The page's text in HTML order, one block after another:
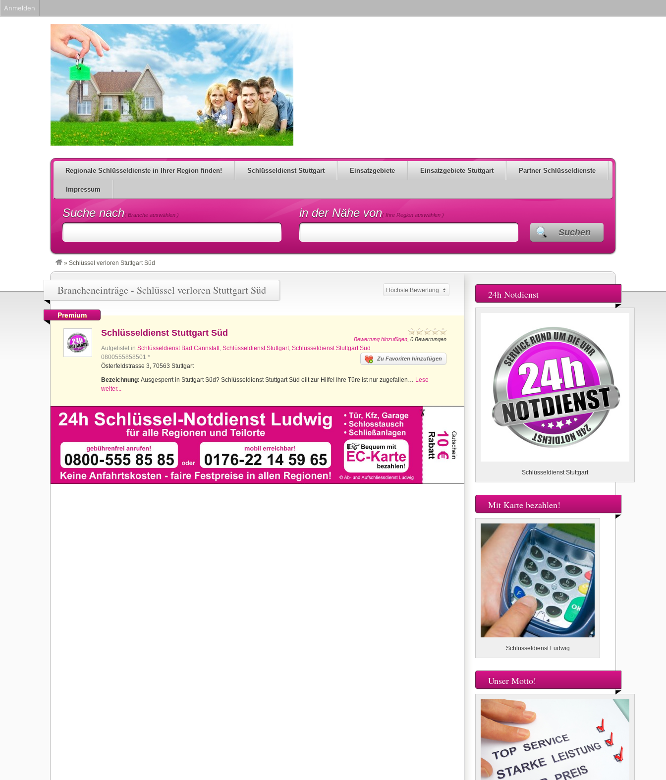
Regionale Schlüsseldienste in Ihrer Region finden! Schlüsseldienst Stuttgart Einsatzgebiete Einsatzgebiete Stuttgart Partner Schlüsseldienste
Impressum
Suche nach( Branche auswählen ) in der Nähe von( Ihre Region auswählen )
Suchen
» Schlüssel verloren Stuttgart Süd
Brancheneinträge - Schlüssel verloren Stuttgart Süd Höchste Bewertung
Premium
Bewertung hinzufügen , 0 Bewertungen
Schlüsseldienst Stuttgart Süd
Aufgelistet in Schlüsseldienst Bad Cannstatt, Schlüsseldienst Stuttgart, Schlüsseldienst Stuttgart Süd
Zu Favoriten hinzufügen
0800555858501 *
Österfeldstrasse 3, 70563 Stuttgart
Bezeichnung: Ausgesperrt in Stuttgart Süd? Schlüsseldienst Stuttgart Süd eilt zur Hilfe! Ihre Türe ist nur zugefallen… Lese
weiter...
24h Notdienst
Schlüsseldienst Stuttgart
Mit Karte bezahlen!
Schlüsseldienst Ludwig
Unser Motto!
Anmelden